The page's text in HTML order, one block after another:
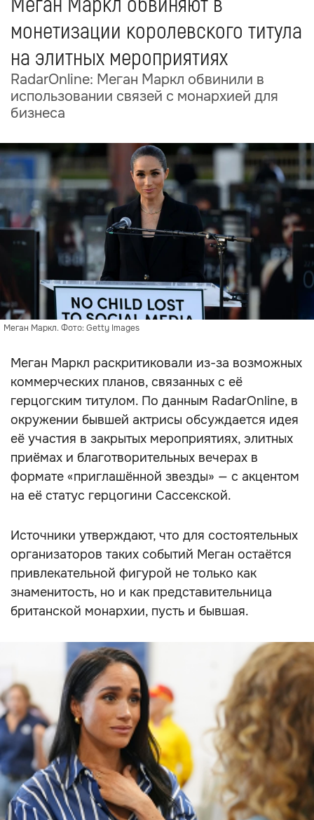
монетизации королевского титула
на элитных мероприятиях
RadarOnline: Меган Маркл обвинили в
использовании связей с монархией для
бизнеса
Меган Маркл. Фото: Getty Images
Меган Маркл раскритиковали из-за возможных
коммерческих планов, связанных с её
герцогским титулом. По данным RadarOnline, в
окружении бывшей актрисы обсуждается идея
её участия в закрытых мероприятиях, элитных
приёмах и благотворительных вечерах в
формате «приглашённой звезды» — с акцентом
на её статус герцогини Сассекской.
Источники утверждают, что для состоятельных
организаторов таких событий Меган остаётся
привлекательной фигурой не только как
знаменитость, но и как представительница
британской монархии, пусть и бывшая.